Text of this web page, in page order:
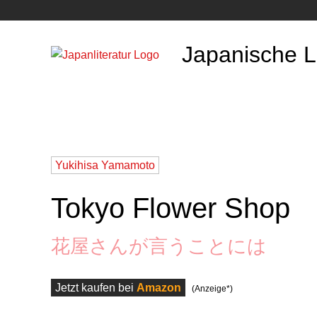
Japanische
Yukihisa Yamamoto
Tokyo Flower Shop
花屋さんが言うことには
Jetzt kaufen bei Amazon (Anzeige*)